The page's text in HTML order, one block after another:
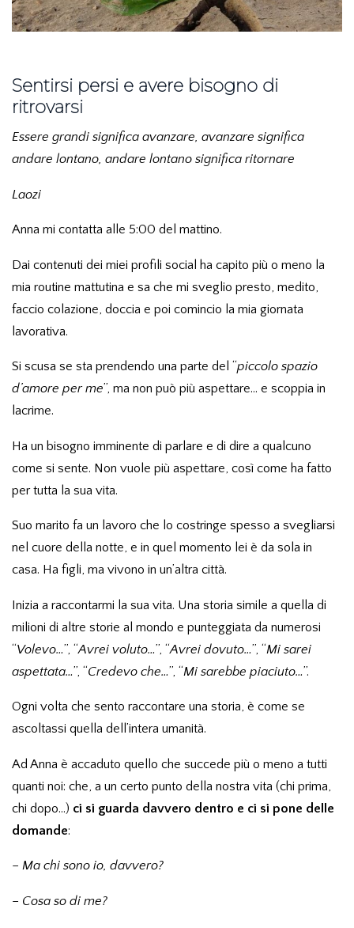
Sentirsi persi e avere bisogno di
ritrovarsi
Essere grandi significa avanzare, avanzare significa
andare lontano, andare lontano significa ritornare
Laozi
Anna mi contatta alle 5:00 del mattino.
Dai contenuti dei miei profili social ha capito più o meno la
mia routine mattutina e sa che mi sveglio presto, medito,
faccio colazione, doccia e poi comincio la mia giornata
lavorativa.
Si scusa se sta prendendo una parte del “piccolo spazio
d’amore per me”, ma non può più aspettare… e scoppia in
lacrime.
Ha un bisogno imminente di parlare e di dire a qualcuno
come si sente. Non vuole più aspettare, così come ha fatto
per tutta la sua vita.
Suo marito fa un lavoro che lo costringe spesso a svegliarsi
nel cuore della notte, e in quel momento lei è da sola in
casa. Ha figli, ma vivono in un’altra città.
Inizia a raccontarmi la sua vita. Una storia simile a quella di
milioni di altre storie al mondo e punteggiata da numerosi
“Volevo…”, “Avrei voluto…”, “Avrei dovuto…”, “Mi sarei
aspettata…”, “Credevo che…”, “Mi sarebbe piaciuto…”.
Ogni volta che sento raccontare una storia, è come se
ascoltassi quella dell’intera umanità.
Ad Anna è accaduto quello che succede più o meno a tutti
quanti noi: che, a un certo punto della nostra vita (chi prima,
chi dopo…) ci si guarda davvero dentro e ci si pone delle
domande:
– Ma chi sono io, davvero?
– Cosa so di me?